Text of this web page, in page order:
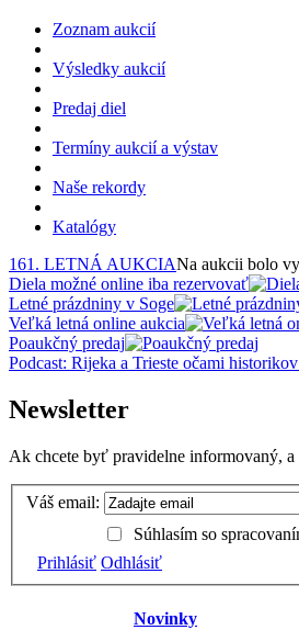
Zoznam aukcií
Výsledky aukcií
Predaj diel
Termíny aukcií a výstav
Naše rekordy
Katalógy
161. LETNÁ AUKCIANa aukcii bolo
Diela možné online iba rezervovať
Letné prázdniny v Soge
Veľká letná online aukcia
Poaukčný predaj
Podcast: Rijeka a Trieste očami
Newsletter
Ak chcete byť pravidelne informovaný,
Váš email:
Súhlasím so
Prihlásiť Odhlásiť
Novinky